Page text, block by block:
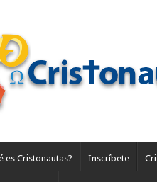
es Cristonautas? Inscríbete